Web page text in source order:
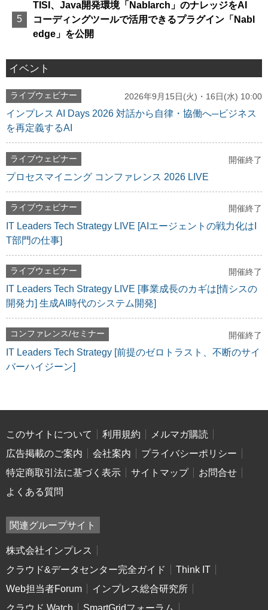
TISI、Java開発環境「Nablarch」のナレッジをAI
コーディングツールで活用できるプラグイン「Nabl
edge」を公開
イベント
ライブウェビナー 2026年9月15日(火)・16日(水) 10:00
インプレス AI Days 2026 対話から自律・協働へ─ビジネス
を再定義するAI
ライブウェビナー 開催終了
プロセスマイニング コンファレンス 2026 LIVE
ライブウェビナー 開催終了
IT Leaders Tech Strategy LIVE [AIエージェントの戦力化はI
T部門の仕事]
ライブウェビナー 開催終了
IT Leaders Tech Strategy LIVE [事業成長のカギは[情シスの
開発力] 生成AI時代のシステム開発]
コンファレンス/セミナー 開催終了
IT Leaders Tech Strategy [前提のゼロトラスト、不断のサイ
バーハイジーン]
このサイトについて 利用規約
メルマガ購読
広告掲載のご案内
会社案内
プライバシーポリシー
特定商取引法に基づく表示
サイトマップ
お問合せ
よくある質問
関連グループサイト
株式会社インプレス
クラウド&データセンター完全ガイド
Think IT
Web担当者Forum
インプレス総合研究所